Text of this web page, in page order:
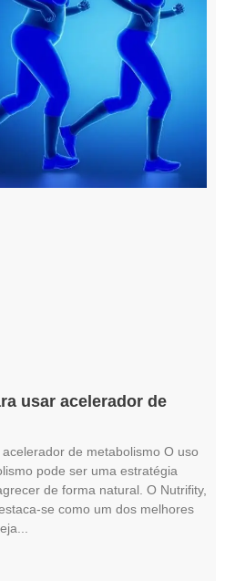
usar acelerador de
de metabolismo O uso
pode ser uma estratégia
de forma natural. O Nutrifity,
se como um dos melhores